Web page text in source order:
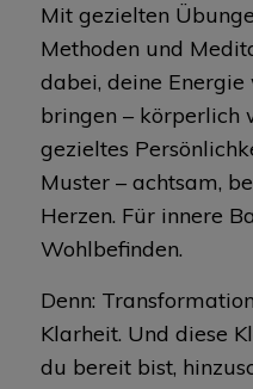
Mit gezielten
Methoden und
dabei, deine
bringen – körperlich
gezieltes
Muster – achtsam,
Herzen. Für innere
Wohlbefinden.
Denn:
Klarheit. Und diese
du bereit bist,